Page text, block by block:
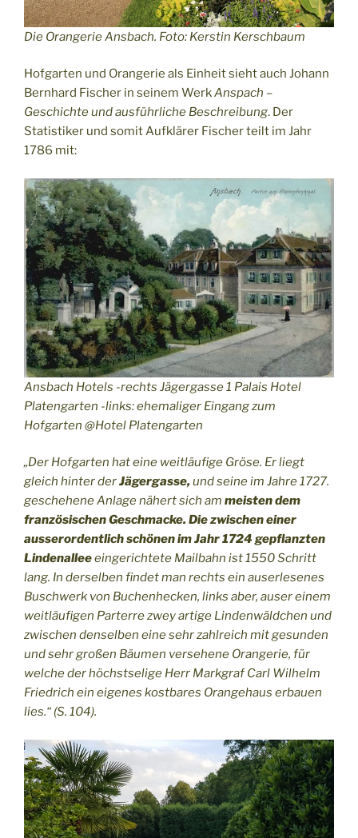
Die Orangerie Ansbach. Foto: Kerstin Kerschbaum
Hofgarten und Orangerie als Einheit sieht auch Johann
Bernhard Fischer in seinem WerkAnspach –
Geschichte und ausführliche Beschreibung. Der
Statistiker und somit Aufklärer Fischer teilt im Jahr
1786 mit:
Ansbach Hotels -rechts Jägergasse 1 Palais Hotel
Platengarten -links: ehemaliger Eingang zum
Hofgarten @Hotel Platengarten
„Der Hofgarten hat eine weitläufige Gröse. Er liegt
gleich hinter derJägergasse,und seine im Jahre 1727.
geschehene Anlage nähert sich am meisten dem
französischen Geschmacke. Die zwischen einer
ausserordentlich schönen im Jahr 1724 gepflanzten
Lindenalleeeingerichtete Mailbahn ist 1550 Schritt
lang. In derselben findet man rechts ein auserlesenes
Buschwerk von Buchenhecken, links aber, auser einem
weitläufigen Parterre zwey artige Lindenwäldchen und
zwischen denselben eine sehr zahlreich mit gesunden
und sehr großen Bäumen versehene Orangerie, für
welche der höchstselige Herr Markgraf Carl Wilhelm
Friedrich ein eigenes kostbares Orangehaus erbauen
lies.“ (S. 104).